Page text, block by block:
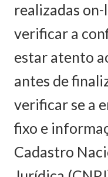
realizadas
verificar a
estar atento
antes de
verificar se a
fixo e
Cadastro